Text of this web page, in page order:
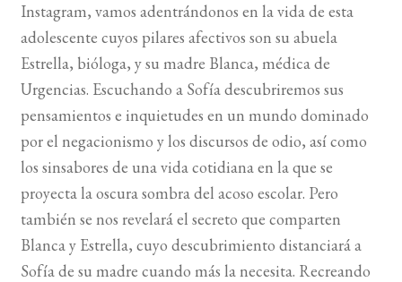
BUSCAR
LISTA DE LIBROS
Instagram, vamos adentrándonos en la vida de esta
adolescente cuyos pilares afectivos son su abuela
Estrella, bióloga, y su madre Blanca, médica de
Urgencias. Escuchando a Sofía descubriremos sus
pensamientos e inquietudes en un mundo dominado
por el negacionismo y los discursos de odio, así como
los sinsabores de una vida cotidiana en la que se
proyecta la oscura sombra del acoso escolar. Pero
también se nos revelará el secreto que comparten
Blanca y Estrella, cuyo descubrimiento distanciará a
Sofía de su madre cuando más la necesita. Recreando